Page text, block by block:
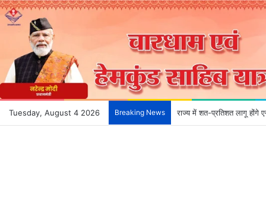
Tuesday, August 4 2026 Breaking News राज्य में शत-प्रतिशत लागू होंगे